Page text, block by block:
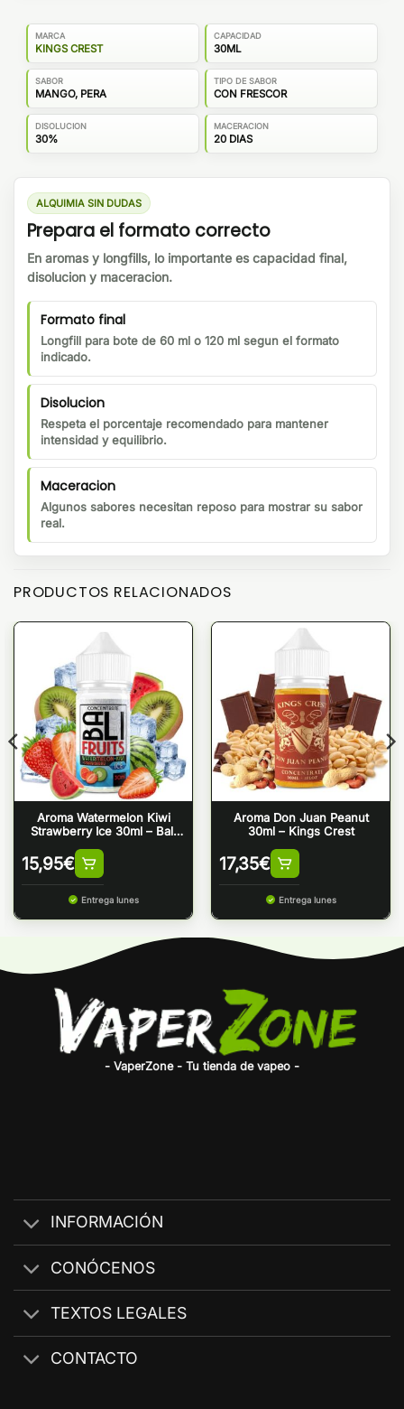
MARCA
KINGS CREST
CAPACIDAD
30ML
SABOR
MANGO, PERA
TIPO DE SABOR
CON FRESCOR
DISOLUCION
30%
MACERACION
20 DIAS
ALQUIMIA SIN DUDAS
Prepara el formato correcto
En aromas y longfills, lo importante es capacidad final,
disolucion y maceracion.
Formato final
Longfill para bote de 60 ml o 120 ml segun el formato
indicado.
Disolucion
Respeta el porcentaje recomendado para mantener
intensidad y equilibrio.
Maceracion
Algunos sabores necesitan reposo para mostrar su sabor
real.
PRODUCTOS RELACIONADOS
Aroma Watermelon Kiwi
Strawberry Ice 30ml – Bali
15,95€
Entrega lunes
Aroma Don Juan Peanut
30ml – Kings Crest
17,35€
Entrega lunes
- VaperZone - Tu tienda de vapeo -
INFORMACIÓN
CONÓCENOS
TEXTOS LEGALES
CONTACTO